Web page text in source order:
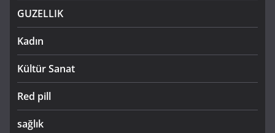
GUZELLIK
Kadın
Kültür Sanat
Red pill
sağlık